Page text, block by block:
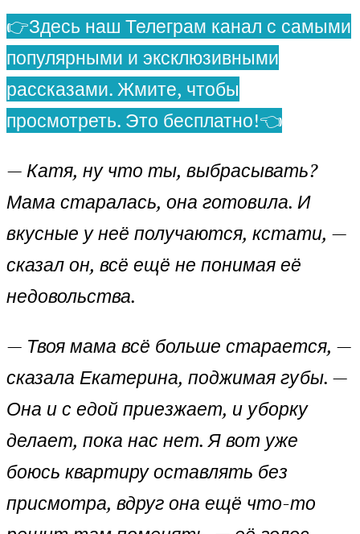
👉Здесь наш Телеграм канал с самыми
популярными и эксклюзивными
рассказами. Жмите, чтобы
просмотреть. Это бесплатно!👈
— Катя, ну что ты, выбрасывать?
Мама старалась, она готовила. И
вкусные у неё получаются, кстати, —
сказал он, всё ещё не понимая её
недовольства.
— Твоя мама всё больше старается, —
сказала Екатерина, поджимая губы. —
Она и с едой приезжает, и уборку
делает, пока нас нет. Я вот уже
боюсь квартиру оставлять без
присмотра, вдруг она ещё что-то